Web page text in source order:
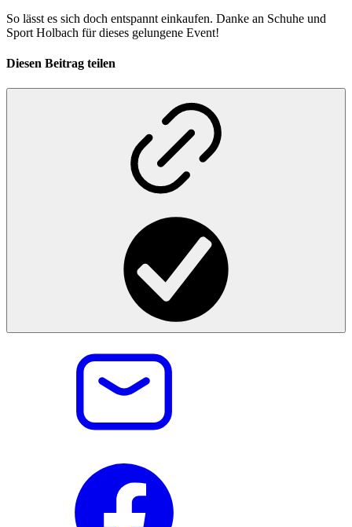
So lässt es sich doch entspannt einkaufen. Danke an Schuhe und
Sport Holbach für dieses gelungene Event!
Diesen Beitrag teilen